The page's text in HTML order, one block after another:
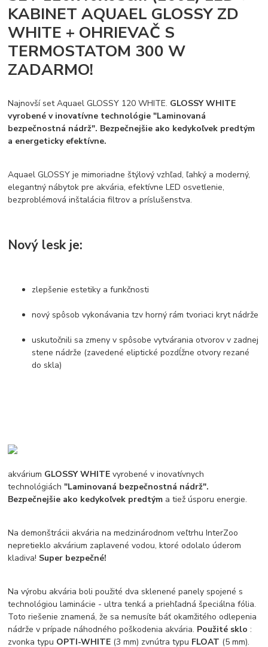
KABINET AQUAEL GLOSSY ZD
WHITE + OHRIEVAČ S
TERMOSTATOM 300 W
ZADARMO!
Najnovší set Aquael GLOSSY 120 WHITE. GLOSSY WHITE
vyrobené v inovatívne technológie"Laminovaná
bezpečnostná nádrž". Bezpečnejšie ako kedykoľvek predtým
a energeticky efektívne.
Aquael GLOSSY je mimoriadne štýlový vzhľad, ľahký a moderný,
elegantný nábytok pre akvária, efektívne LED osvetlenie,
bezproblémová inštalácia filtrov a príslušenstva.
Nový lesk je:
zlepšenie estetiky a funkčnosti
nový spôsob vykonávania tzv horný rám tvoriaci kryt nádrže
uskutočnili sa zmeny v spôsobe vytvárania otvorov v zadnej
stene nádrže (zavedené eliptické pozdĺžne otvory rezané
do skla)
akvárium GLOSSY WHITEvyrobené v inovatívnych
technológiách"Laminovaná bezpečnostná nádrž".
Bezpečnejšie ako kedykoľvek predtým a tiež úsporu energie.
Na demonštrácii akvária na medzinárodnom veľtrhu InterZoo
nepretieklo akvárium zaplavené vodou, ktoré odolalo úderom
kladiva! Super bezpečné!
Na výrobu akvária boli použité dva sklenené panely spojené s
technológiou laminácie - ultra tenká a priehľadná špeciálna fólia.
Toto riešenie znamená, že sa nemusíte báť okamžitého odlepenia
nádrže v prípade náhodného poškodenia akvária. Použité sklo:
zvonka typu OPTI-WHITE (3 mm) zvnútra typu FLOAT (5 mm).